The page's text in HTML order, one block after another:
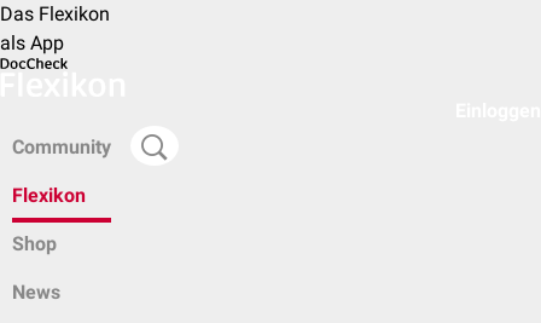
Das Flexikon
als App
Community
Flexikon
Shop
News